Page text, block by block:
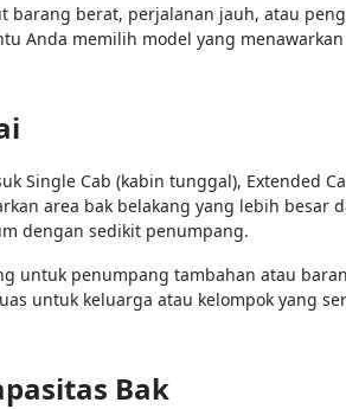
barang berat, perjalanan jauh, atau
Anda memilih model yang
Single Cab (kabin tunggal), Extended
area bak belakang yang lebih besar
dengan sedikit penumpang.
untuk penumpang tambahan atau
untuk keluarga atau kelompok yang
Bak